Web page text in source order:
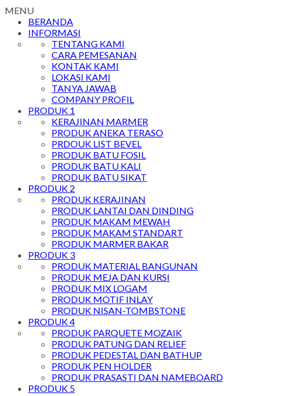
MENU
BERANDA
INFORMASI
TENTANG KAMI
CARA PEMESANAN
KONTAK KAMI
LOKASI KAMI
TANYA JAWAB
COMPANY PROFIL
PRODUK 1
KERAJINAN MARMER
PRODUK ANEKA TERASO
PRDOUK LIST BEVEL
PRODUK BATU FOSIL
PRODUK BATU KALI
PRODUK BATU SIKAT
PRODUK 2
PRODUK KERAJINAN
PRODUK LANTAI DAN DINDING
PRODUK MAKAM MEWAH
PRODUK MAKAM STANDART
PRODUK MARMER BAKAR
PRODUK 3
PRODUK MATERIAL BANGUNAN
PRODUK MEJA DAN KURSI
PRODUK MIX LOGAM
PRODUK MOTIF INLAY
PRODUK NISAN-TOMBSTONE
PRODUK 4
PRODUK PARQUETE MOZAIK
PRODUK PATUNG DAN RELIEF
PRODUK PEDESTAL DAN BATHUP
PRODUK PEN HOLDER
PRODUK PRASASTI DAN NAMEBOARD
PRODUK 5